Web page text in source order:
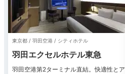
東京都 / 羽田空港 / シティホテル
羽田エクセルホテル東急
羽田空港第2ターミナル直結。快適性とア